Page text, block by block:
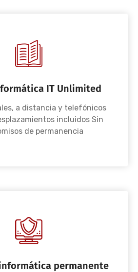
IT Unlimited
a distancia y telefónicos
incluidos Sin
de permanencia
permanente